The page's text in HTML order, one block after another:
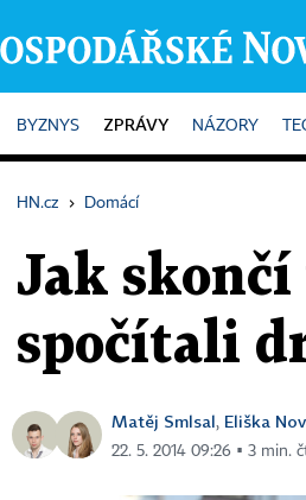
HOME
BYZNYS ZPRÁVY NÁZORY
HN.cz › Domácí
Jak
spočítali
Matěj Smlsal, Eliška
22. 5. 2014 09:26 ▪ 3 min.